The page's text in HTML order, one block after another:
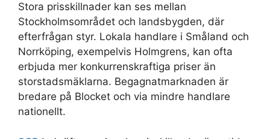
Stora prisskillnader kan ses mellan
Stockholmsområdet och landsbygden, där
efterfrågan styr. Lokala handlare i Småland och
Norrköping, exempelvis Holmgrens, kan ofta
erbjuda mer konkurrenskraftiga priser än
storstadsmäklarna. Begagnatmarknaden är
bredare på Blocket och via mindre handlare
nationellt.